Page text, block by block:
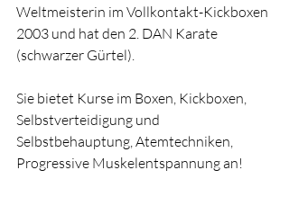
Weltmeisterin im Vollkontakt-Kickboxen
2003 und hat den 2. DAN Karate
(schwarzer Gürtel).
Sie bietet Kurse im Boxen, Kickboxen,
Selbstverteidigung und
Selbstbehauptung, Atemtechniken,
Progressive Muskelentspannung an!